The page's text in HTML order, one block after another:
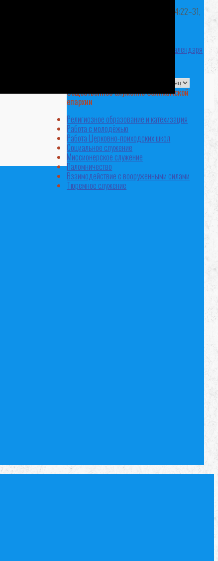
2Кор.1:12-20, Мф.22:23–33, Гал.4:22–31,
Полная версия православного календаря
Общественное служение Соликамской
епархии
Религиозное образование и катехизация
Работа с молодёжью
Работа Церковно-приходских школ
Социальное служение
Миссионерское служение
Паломничество
Взаимодействие с вооруженными силами
Тюремное служение